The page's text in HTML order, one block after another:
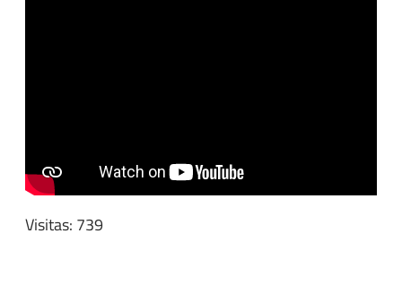
Visitas: 739